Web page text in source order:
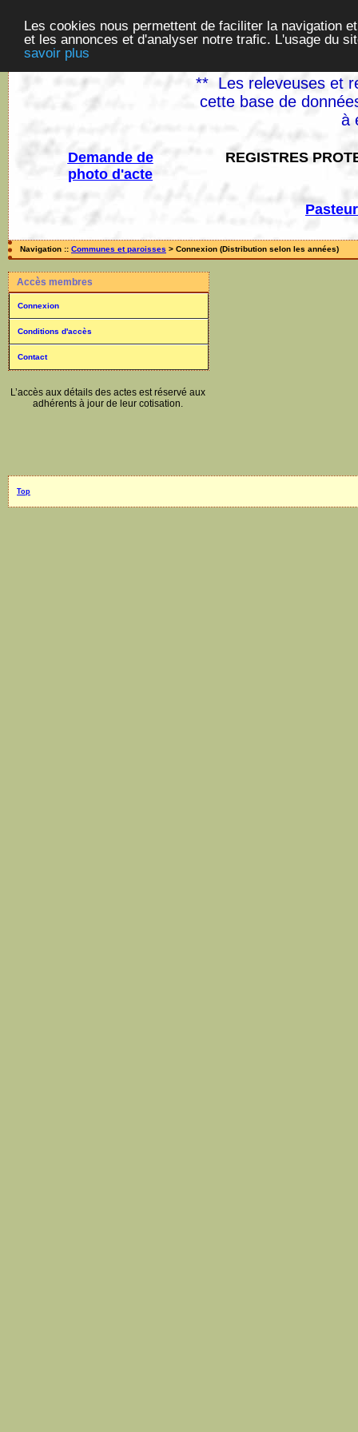
Les cookies nous permettent de faciliter la navigation
et les annonces et d'analyser notre trafic. L'usage du
savoir plus
** Les releveuses et
cette base de
à
Demande de
photo d'acte
REGISTRES
Navigation :: Communes et paroisses > Connexion (Distribution selon les années)
Accès membres
Connexion
Conditions d'accès
Contact
L’accès aux détails des actes est réservé aux
adhérents à jour de leur cotisation.
Top